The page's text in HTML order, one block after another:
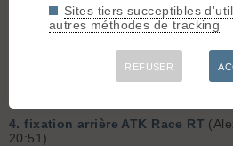
fixation arrière ATK Race RT
Merci natur2 pour ta piste
tout à fait possible pour expliquer
arrière Mais dans mon cas j'ai
4.fixation arrière ATK Race RT
20:51)
Sites tiers succeptibles
autres méthodes de tracking
REFUSER